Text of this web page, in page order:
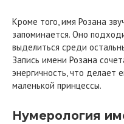
Кроме того, имя Розана
запоминается. Оно
выделиться среди
Запись имени Розана
энергичность, что делает
маленькой принцессы.
Нумерология